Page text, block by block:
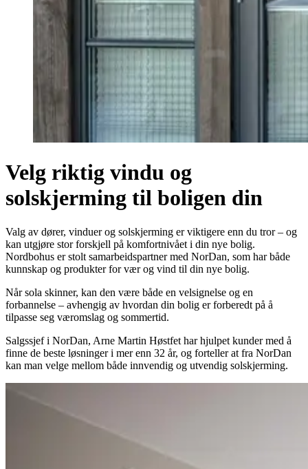
Velg riktig vindu og
solskjerming til boligen din
Valg av dører, vinduer og solskjerming er viktigere enn du tror – og
kan utgjøre stor forskjell på komfortnivået i din nye bolig.
Nordbohus er stolt samarbeidspartner med NorDan, som har både
kunnskap og produkter for vær og vind til din nye bolig.
Når sola skinner, kan den være både en velsignelse og en
forbannelse – avhengig av hvordan din bolig er forberedt på å
tilpasse seg væromslag og sommertid.
Salgssjef i NorDan, Arne Martin Høstfet har hjulpet kunder med å
finne de beste løsninger i mer enn 32 år, og forteller at fra NorDan
kan man velge mellom både innvendig og utvendig solskjerming.